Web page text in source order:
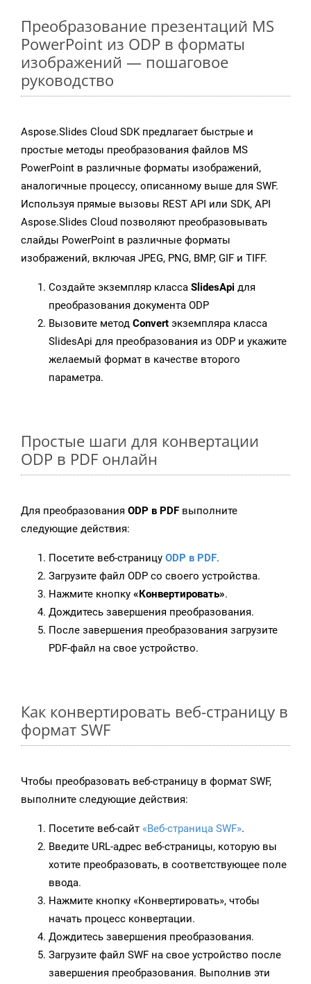
Преобразование презентаций MS
PowerPoint из ODP в форматы
изображений — пошаговое
руководство
Aspose.Slides Cloud SDK предлагает быстрые и
простые методы преобразования файлов MS
PowerPoint в различные форматы изображений,
аналогичные процессу, описанному выше для SWF.
Используя прямые вызовы REST API или SDK, API
Aspose.Slides Cloud позволяют преобразовывать
слайды PowerPoint в различные форматы
изображений, включая JPEG, PNG, BMP, GIF и TIFF.
Создайте экземпляр класса SlidesApi для
преобразования документа ODP
Вызовите метод Convert экземпляра класса
SlidesApi для преобразования из ODP и укажите
желаемый формат в качестве второго
параметра.
Простые шаги для конвертации
ODP в PDF онлайн
Для преобразования ODP в PDF выполните
следующие действия:
Посетите веб-страницу ODP в PDF.
Загрузите файл ODP со своего устройства.
Нажмите кнопку «Конвертировать».
Дождитесь завершения преобразования.
После завершения преобразования загрузите
PDF-файл на свое устройство.
Как конвертировать веб-страницу в
формат SWF
Чтобы преобразовать веб-страницу в формат SWF,
выполните следующие действия:
Посетите веб-сайт «Веб-страница SWF».
Введите URL-адрес веб-страницы, которую вы
хотите преобразовать, в соответствующее поле
ввода.
Нажмите кнопку «Конвертировать», чтобы
начать процесс конвертации.
Дождитесь завершения преобразования.
Загрузите файл SWF на свое устройство после
завершения преобразования. Выполнив эти